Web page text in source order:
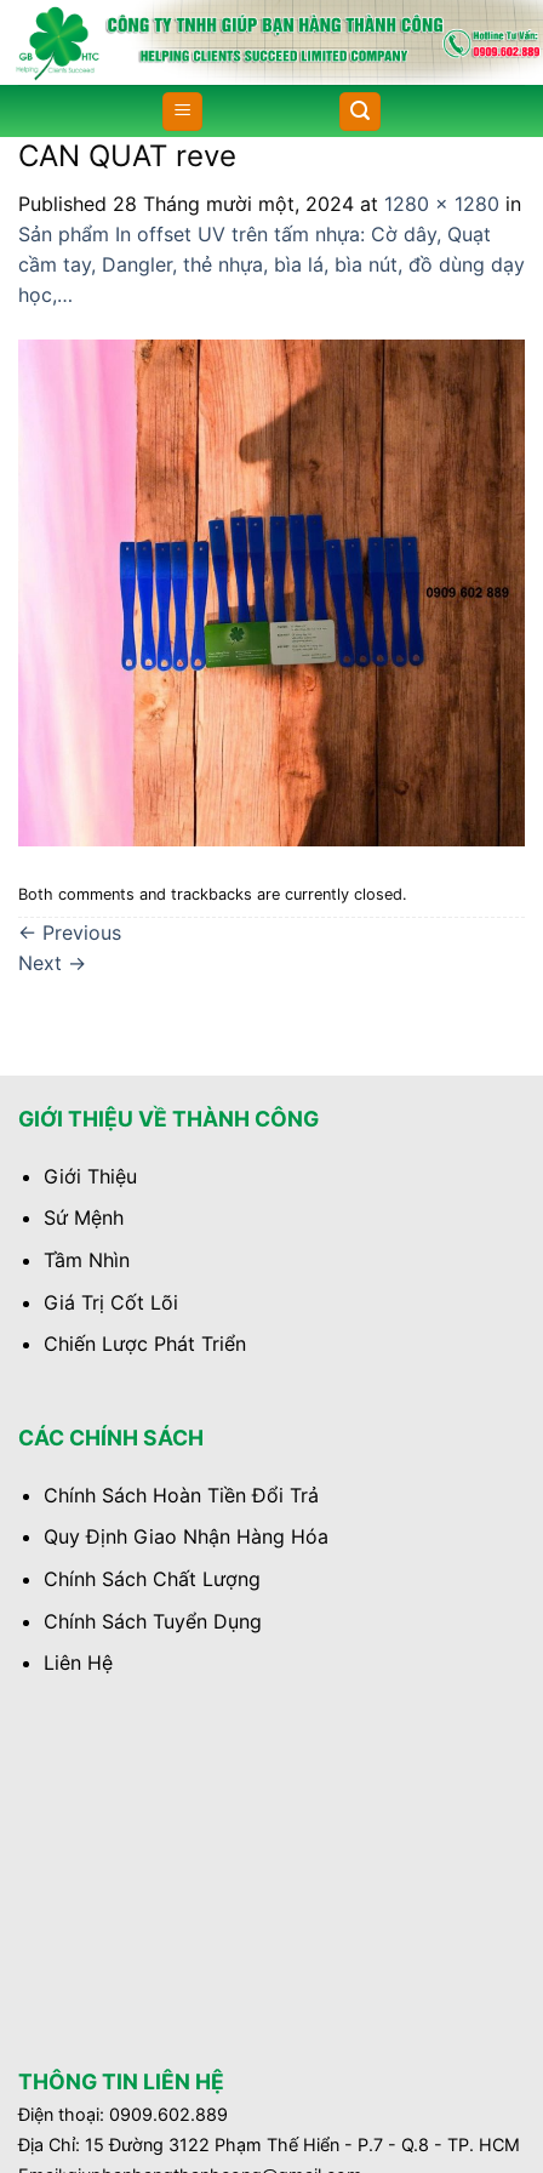
Skip
content
CAN QUAT reve
Published 28 Tháng mười một, 2024 at 1280 × 1280 in
Sản phẩm In offset UV trên tấm nhựa: Cờ dây, Quạt
cầm tay, Dangler, thẻ nhựa, bìa lá, bìa nút, đồ dùng dạy
học,…
Both comments and trackbacks are currently closed.
← Previous
Next →
GIỚI THIỆU VỀ THÀNH CÔNG
Giới Thiệu
Sứ Mệnh
Tầm Nhìn
Giá Trị Cốt Lõi
Chiến Lược Phát Triển
CÁC CHÍNH SÁCH
Chính Sách Hoàn Tiền Đổi Trả
Quy Định Giao Nhận Hàng Hóa
Chính Sách Chất Lượng
Chính Sách Tuyển Dụng
Liên Hệ
THÔNG TIN LIÊN HỆ
Điện thoại: 0909.602.889
Địa Chỉ: 15 Đường 3122 Phạm Thế Hiển - P.7 - Q.8 - TP. HCM